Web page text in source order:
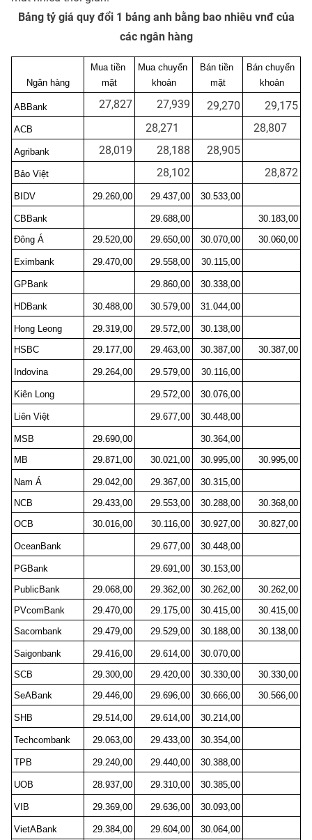
Bảng tỷ giá quy đổi 1 bảng anh bằng bao nhiêu vnđ của
các ngân hàng
Ngân hàng
Mua tiền
mặt
Mua chuyển
khoản
Bán tiền
mặt
Bán chuyển
khoản
ABBank 27,827 27,939 29,270 29,175
ACB 28,271 28,807
Agribank 28,019 28,188 28,905
Bảo Việt 28,102 28,872
BIDV 29.260,00 29.437,00 30.533,00
CBBank 29.688,00
30.183,00
Đông Á
29.520,00 29.650,00 30.070,00 30.060,00
Eximbank 29.470,00 29.558,00 30.115,00
GPBank 29.860,00 30.338,00
HDBank 30.488,00 30.579,00 31.044,00
Hong Leong 29.319,00 29.572,00
30.138,00
HSBC
29.177,00 29.463,00 30.387,00 30.387,00
Indovina 29.264,00 29.579,00 30.116,00
Kiên Long 29.572,00 30.076,00
Liên Việt 29.677,00 30.448,00
MSB 29.690,00
30.364,00
MB
29.871,00 30.021,00 30.995,00 30.995,00
Nam Á 29.042,00 29.367,00
30.315,00
NCB
29.433,00 29.553,00 30.288,00
30.368,00
OCB
30.016,00 30.116,00 30.927,00 30.827,00
OceanBank 29.677,00 30.448,00
PGBank 29.691,00
30.153,00
PublicBank
29.068,00 29.362,00 30.262,00
30.262,00
PVcomBank
29.470,00 29.175,00 30.415,00
30.415,00
Sacombank
29.479,00 29.529,00 30.188,00 30.138,00
Saigonbank 29.416,00 29.614,00
30.070,00
SCB
29.300,00 29.420,00 30.330,00
30.330,00
SeABank
29.446,00 29.696,00 30.666,00 30.566,00
SHB 29.514,00 29.614,00 30.214,00
Techcombank 29.063,00 29.433,00 30.354,00
TPB 29.240,00 29.440,00 30.388,00
UOB 28.937,00 29.310,00 30.385,00
VIB 29.369,00 29.636,00 30.093,00
VietABank 29.384,00 29.604,00 30.064,00